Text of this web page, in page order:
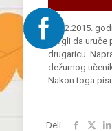
13.02.2015.
mogli da
drugaricu.
dežurnog
Nakon toga
Deli